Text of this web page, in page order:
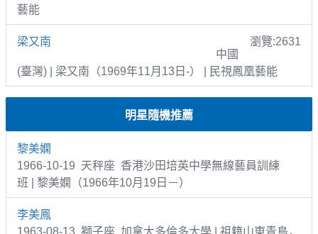
藝能
梁又南
瀏覽:2631
中國
(臺灣) | 梁又南（1969年11月13日-） | 民視鳳凰藝能
明星隨機推薦
黎美嫻
1966-10-19 天秤座 香港沙田培英中學無線藝員訓練
班 | 黎美嫻（1966年10月19日－）
李美鳳
1963-08-13 獅子座 加拿大多倫多大學 | 祖籍山東青島，